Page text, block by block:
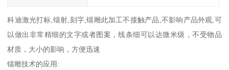
科迪激光打标,镭射,刻字,镭雕此加工不接触产品,不影响产品外观,可
以做出非常精细的文字或者图案，线条细可以达微米级，不受物品
材质，大小的影响，方便迅速
镭雕技术的应用: